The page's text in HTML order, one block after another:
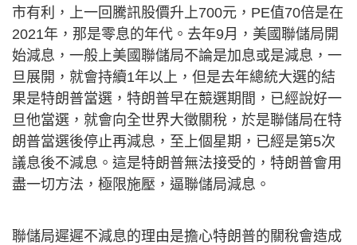
市有利，上一回騰訊股價升上700元，PE值70倍是在
2021年，那是零息的年代。去年9月，美國聯儲局開
始減息，一般上美國聯儲局不論是加息或是減息，一
旦展開，就會持續1年以上，但是去年總統大選的結
果是特朗普當選，特朗普早在競選期間，已經說好一
旦他當選，就會向全世界大徵關稅，於是聯儲局在特
朗普當選後停止再減息，至上個星期，已經是第5次
議息後不減息。這是特朗普無法接受的，特朗普會用
盡一切方法，極限施壓，逼聯儲局減息。
聯儲局遲遲不減息的理由是擔心特朗普的關稅會造成